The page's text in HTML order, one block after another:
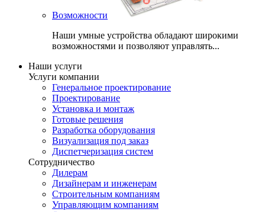
Возможности
Наши умные устройства обладают широкими
возможностями и позволяют управлять...
Наши услуги
Услуги компании
Генеральное проектирование
Проектирование
Установка и монтаж
Готовые решения
Разработка оборудования
Визуализация под заказ
Диспетчеризация систем
Сотрудничество
Дилерам
Дизайнерам и инженерам
Строительным компаниям
Управляющим компаниям